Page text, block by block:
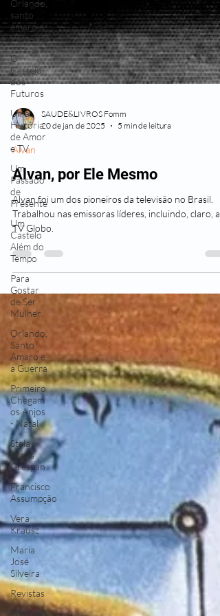
Orlando,
santo
amaro e
a Guerra
O
Castelo
dos
Futuros
Uma
História
de Amor
e TV
Um
Passado
de
Presente
Um
Castelo
Além do
Tempo
Para
Gostar
de Ser
Mulher
Orlando,
Santo
Amaro e
a Guerra
Primeiro
Chegam
os Anjos
- Natal
Stela
Maris
Grespan
Francisco
Assumpção
Vera
Krausz
Maria
José
Silveira
Revistas
Poemas
Alvan
Alvan, por Ele Mesmo
Alvan foi um dos pioneiros da televisão no Brasil.
Trabalhou nas emissoras líderes, incluindo, claro, a
TV Globo.